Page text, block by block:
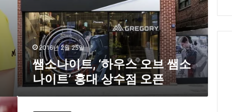
,
‘
하
우
스
오
브
쌤
소
나
2016년 2월 25일
쌤소나이트, ‘하우스 오브 쌤소
나이트’ 홍대 상수점 오픈